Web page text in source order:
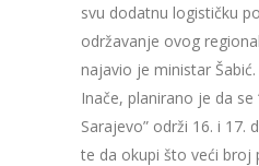
svu dodatnu logističku
održavanje ovog
najavio je ministar Šabić.
Inače, planirano je da se
Sarajevo” održi 16. i 17.
te da okupi što veći broj